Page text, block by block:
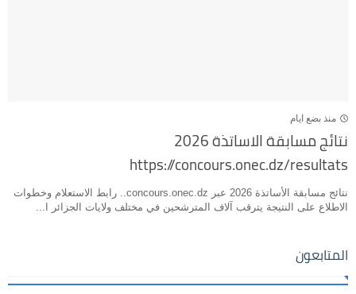
منذ بضع ايام
نتائج مسابقة الاساتذة 2026
https://concours.onec.dz/resultats
نتائج مسابقة الأساتذة 2026 عبر concours.onec.dz.. رابط الاستعلام وخطوات
الاطلاع على النتيجة يترقب آلاف المترشحين في مختلف ولايات الجزائر ا...
المتابعون